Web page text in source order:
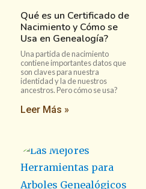
Qué es un Certificado de
Nacimiento y Cómo se
Usa en Genealogía?
Una partida de nacimiento
contiene importantes datos que
son claves para nuestra
identidad y la de nuestros
ancestros. Pero cómo se usa?
Leer Más »